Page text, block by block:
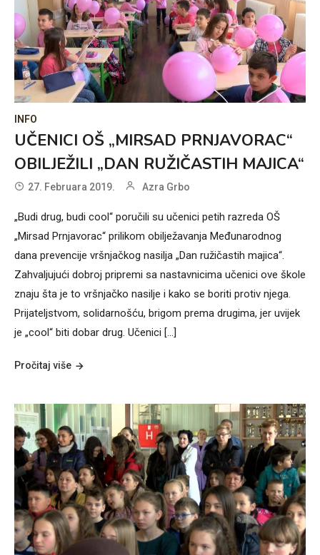
INFO
UČENICI OŠ „MIRSAD PRNJAVORAC“
OBILJEŽILI „DAN RUŽIČASTIH MAJICA“
27. Februara 2019. Azra Grbo
„Budi drug, budi cool“ poručili su učenici petih razreda OŠ
„Mirsad Prnjavorac“ prilikom obilježavanja Međunarodnog
dana prevencije vršnjačkog nasilja „Dan ružičastih majica“.
Zahvaljujući dobroj pripremi sa nastavnicima učenici ove škole
znaju šta je to vršnjačko nasilje i kako se boriti protiv njega.
Prijateljstvom, solidarnošću, brigom prema drugima, jer uvijek
je „cool“ biti dobar drug. Učenici […]
Pročitaj više